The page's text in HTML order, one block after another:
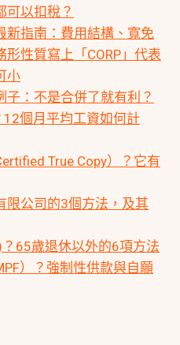
可以扣稅？
新指南：費用結構、寬免
性質寫上「CORP」代表
小
子：不是合併了就有利？
個月平均工資如何計
True Copy）？它有
限公司的3個方法，及其
65歲退休以外的6項方法
）？強制性供款與自願